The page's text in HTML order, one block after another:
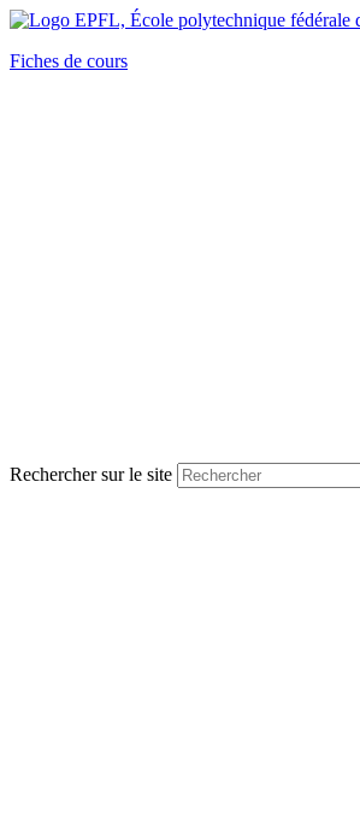
Fiches de cours
Rechercher sur le site